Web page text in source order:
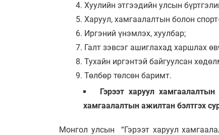
Хуулийн этгээдийн улсын
Харуул, хамгаалалтын болон
Иргэний үнэмлэх, хуулбар;
Галт зэвсэг ашиглахад харшлах
Тухайн иргэнтэй байгуулсан
Төлбөр төлсөн баримт.
Гэрээт харуул
хамгаалалтын ажилтан бэлтгэх
Монгол улсын “Гэрээт харуул